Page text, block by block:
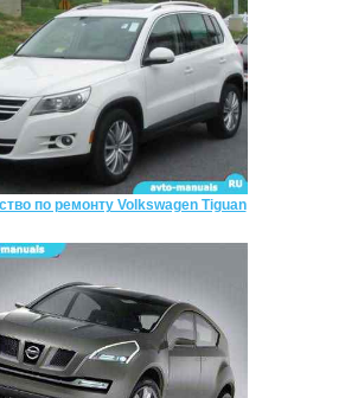
по ремонту Volkswagen Tiguan